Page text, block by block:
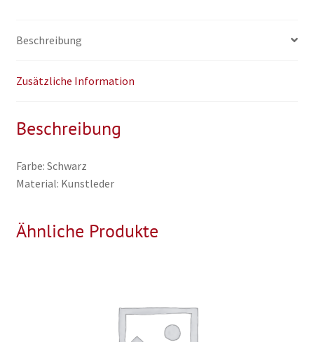
Beschreibung
Zusätzliche Information
Beschreibung
Farbe: Schwarz
Material: Kunstleder
Ähnliche Produkte